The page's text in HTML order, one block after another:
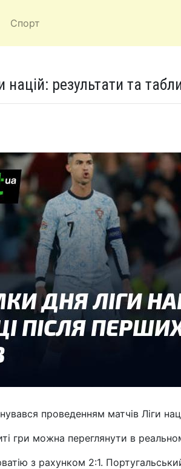
Спорт
націй: результати та
проведенням матчів Ліги
гри можна переглянути в
з рахунком 2:1.